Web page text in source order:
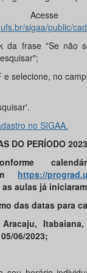
sigaa/public/
da frase "Se não
e selecione, no
no SIGAA.
DO PERÍODO
https://
aulas já
das datas para
06/2023;